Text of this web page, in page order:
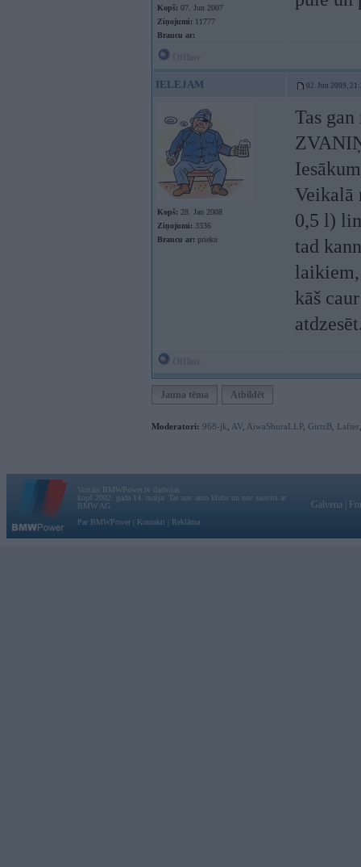
Kopš: 07. Jun 2007
Ziņojumi: 11777
Braucu ar:
IELEJAM 02. Jun 2009,
Kopš: 28. Jan 2008
Ziņojumi: 3336
Braucu ar: prieku
Tas
Veikalā
0,5 l)
tad
laikiem,
kāš
Jauna tēma Atbildēt
Moderatori: 968-jk AV AiwaShuraLLP, GirtzB Lafter
Vortāls BMWPower.lv darbojas
kopš 2002. gada 14. maija. Tas nav auto klubs un nav saistīts ar
BMW AG.
Par BMWPower
Kontakti Reklāma
Galvena